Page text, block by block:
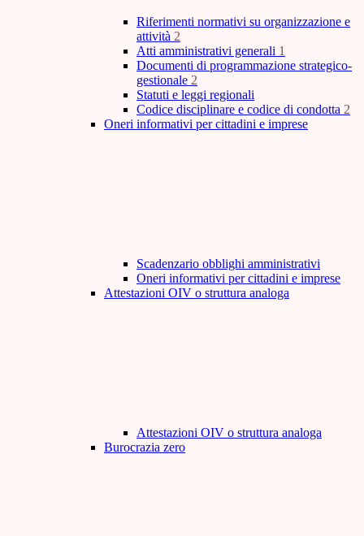
Riferimenti normativi su organizzazione e
attività 2
Atti amministrativi generali 1
Documenti di programmazione strategico-
gestionale 2
Statuti e leggi regionali
Codice disciplinare e codice di condotta 2
Oneri informativi per cittadini e imprese
Scadenzario obblighi amministrativi
Oneri informativi per cittadini e imprese
Attestazioni OIV o struttura analoga
Attestazioni OIV o struttura analoga
Burocrazia zero